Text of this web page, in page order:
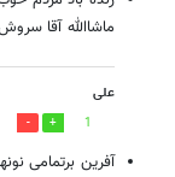
ماشاالله آقا
علی
1
آفرین برتمامی